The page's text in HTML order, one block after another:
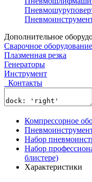
Дополнительное
Сварочное оборудование
Плазменная резка
Генераторы
Инструмент
Контакты
Компрессорное
Набор
Набор
блистере)
Характеристики